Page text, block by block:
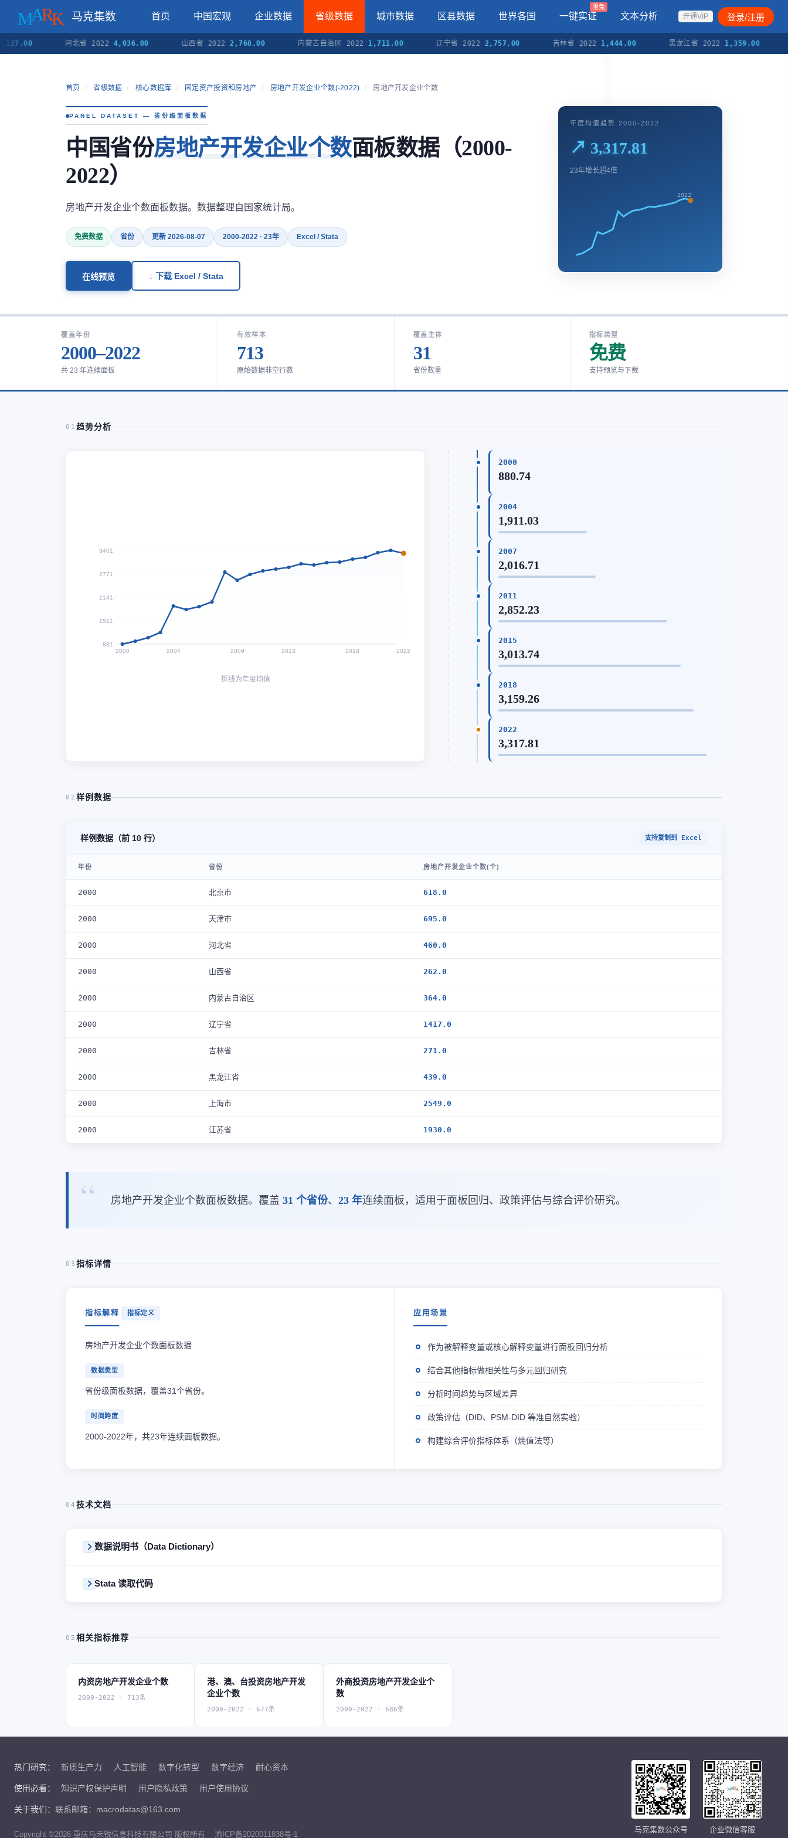
马克集数 首页 中国宏观 企业数据 省级数据 城市数据 区县数据 世界各国 一键实证
限免
文本分析 开通VIP 登录/注册
河北省 20224,036.00 山西省 20222,768.00 内蒙古自治区 20221,711.00 辽宁省 20222,757.00 吉林省 20221,444.00 黑龙江省 20221,359.00
首页 / 省级数据 / 核心数据库 / 固定资产投资和房地产 / 房地产开发企业个数(-2022) / 房地产开发企业个数
PANEL DATASET — 省份级面板数据
中国省份房地产开发企业个数面板数据（2000-
2022）
房地产开发企业个数面板数据。数据整理自国家统计局。
免费数据 省份 更新 2026-08-07 2000-2022 · 23年 Excel / Stata
在线预览 ↓ 下载 Excel / Stata
年度均值趋势 2000-2022
↗ 3,317.81
23年增长超4倍
2022
覆盖年份
2000–2022
共 23 年连续面板
有效样本
713
原始数据非空行数
覆盖主体
31
省份数量
指标类型
免费
支持预览与下载
01 趋势分析
3401
2771
2141
1511
881
2000
2004 2009 2013 2018 2022
折线为年度均值
2000
880.74
2004
1,911.03
2007
2,016.71
2011
2,852.23
2015
3,013.74
2018
3,159.26
2022
3,317.81
02 样例数据
样例数据（前 10 行） 支持复制到 Excel
年份 省份 房地产开发企业个数(个)
2000 北京市 618.0
2000 天津市 695.0
2000 河北省 460.0
2000 山西省 262.0
2000 内蒙古自治区 364.0
2000 辽宁省 1417.0
2000 吉林省 271.0
2000 黑龙江省 439.0
2000 上海市 2549.0
2000 江苏省 1930.0
房地产开发企业个数面板数据。覆盖 31 个省份、 23 年连续面板，适用于面板回归、政策评估与综合评价研究。
03 指标详情
指标解释 指标定义
房地产开发企业个数面板数据
数据类型
省份级面板数据，覆盖31个省份。
时间跨度
2000-2022年，共23年连续面板数据。
应用场景
作为被解释变量或核心解释变量进行面板回归分析
结合其他指标做相关性与多元回归研究
分析时间趋势与区域差异
政策评估（DID、PSM-DID 等准自然实验）
构建综合评价指标体系（熵值法等）
04 技术文档
数据说明书（Data Dictionary）
Stata 读取代码
05 相关指标推荐
内资房地产开发企业个数
2000-2022 · 713条
港、澳、台投资房地产开发
企业个数
2000-2022 · 677条
外商投资房地产开发企业个
数
2000-2022 · 686条
热门研究： 新质生产力 人工智能 数字化转型 数字经济 耐心资本
使用必看： 知识产权保护声明 用户隐私政策 用户使用协议
关于我们： 联系邮箱：macrodatas@163.com
Copyright ©2026 重庆马禾锐信息科技有限公司 版权所有 渝ICP备2020011838号-1
马克集数公众号 企业微信客服